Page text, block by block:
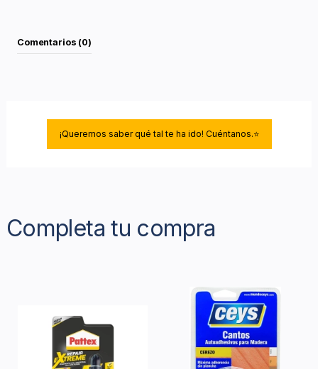
Comentarios (0)
¡Queremos saber qué tal te ha ido! Cuéntanos.⭐
Completa tu compra